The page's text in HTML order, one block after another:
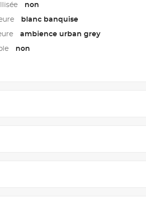
non
blanc banquise
ambience urban grey
non